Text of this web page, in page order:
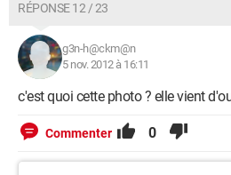
RÉPONSE 12 / 23
g3n-h@ckm@n
5 nov. 2012 à 16:11
c'est quoi cette photo ? elle vient
Commenter 0